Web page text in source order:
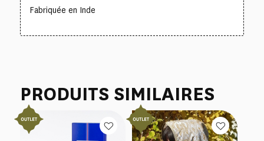
Fabriquée en Inde
PRODUITS SIMILAIRES